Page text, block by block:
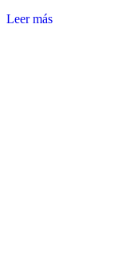
Leer más